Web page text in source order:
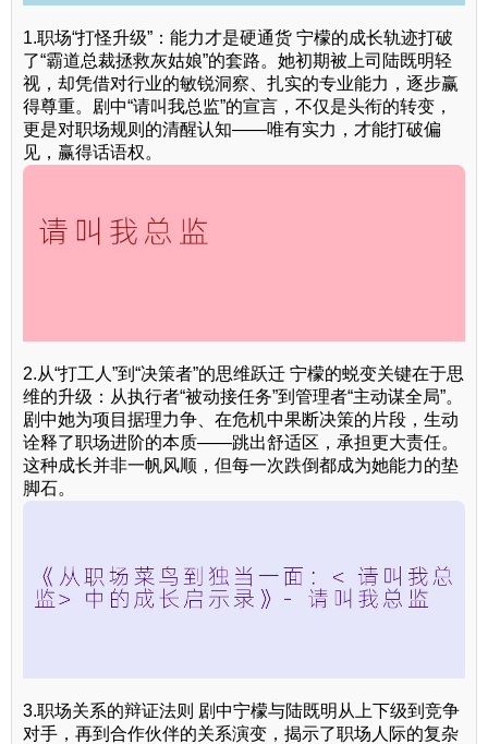
1.职场“打怪升级”：能力才是硬通货 宁檬的成长轨迹打破
了“霸道总裁拯救灰姑娘”的套路。她初期被上司陆既明轻
视，却凭借对行业的敏锐洞察、扎实的专业能力，逐步赢
得尊重。剧中“请叫我总监”的宣言，不仅是头衔的转变，
更是对职场规则的清醒认知——唯有实力，才能打破偏
见，赢得话语权。
2.从“打工人”到“决策者”的思维跃迁 宁檬的蜕变关键在于思
维的升级：从执行者“被动接任务”到管理者“主动谋全局”。
剧中她为项目据理力争、在危机中果断决策的片段，生动
诠释了职场进阶的本质——跳出舒适区，承担更大责任。
这种成长并非一帆风顺，但每一次跌倒都成为她能力的垫
脚石。
3.职场关系的辩证法则 剧中宁檬与陆既明从上下级到竞争
对手，再到合作伙伴的关系演变，揭示了职场人际的复杂